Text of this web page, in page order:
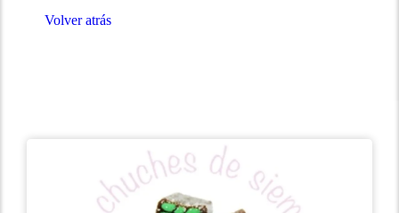
Volver atrás